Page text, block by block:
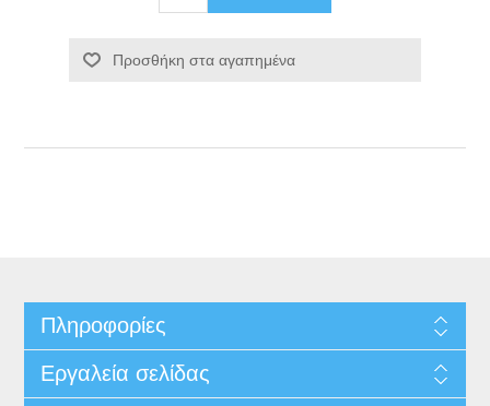
Προσθήκη στα αγαπημένα
Πληροφορίες
Εργαλεία σελίδας